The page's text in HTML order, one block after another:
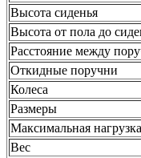
Высота сиденья
Высота от пола до
Расстояние между
Откидные поручни
Колеса
Размеры
Максимальная нагрузка
Вес